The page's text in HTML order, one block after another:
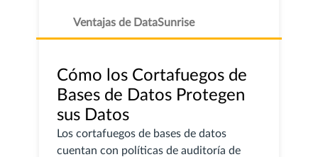
Ventajas de DataSunrise
Cómo los Cortafuegos de
Bases de Datos Protegen
sus Datos
Los cortafuegos de bases de datos
cuentan con políticas de auditoría de